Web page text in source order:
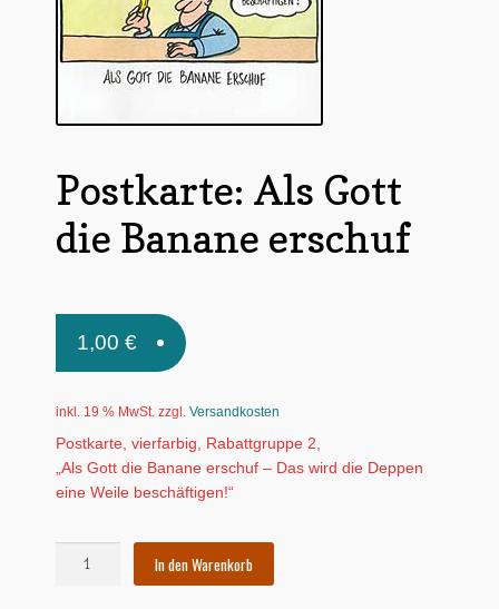
*Postkarten
Regional
Bücher
Individuelle Motive
Postkarte: Als Gott
die Banane erschuf
1,00 €
inkl. 19 % MwSt. zzgl. Versandkosten
Postkarte, vierfarbig, Rabattgruppe 2,
„Als Gott die Banane erschuf – Das wird die Deppen
eine Weile beschäftigen!“
In den Warenkorb